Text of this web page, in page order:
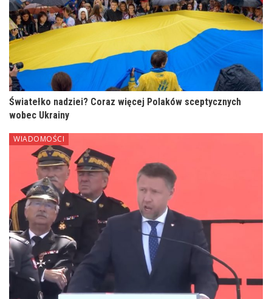
Światełko nadziei? Coraz więcej Polaków sceptycznych
wobec Ukrainy
WIADOMOŚCI